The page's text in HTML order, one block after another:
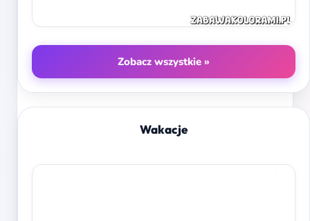
Zobacz wszystkie »
Wakacje